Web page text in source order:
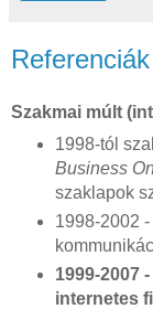
Referenciák
Szakmai múlt
1998-tól
Business
szaklapok
1998-2002 -
1999-2007 -
internetes